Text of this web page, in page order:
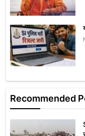
Recommended